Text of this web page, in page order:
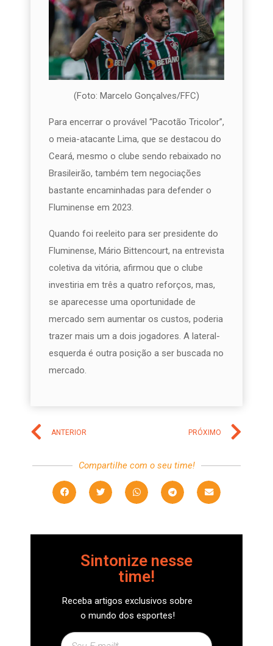
(Foto: Marcelo Gonçalves/FFC)
Para encerrar o provável “Pacotão Tricolor”,
o meia-atacante Lima, que se destacou do
Ceará, mesmo o clube sendo rebaixado no
Brasileirão, também tem negociações
bastante encaminhadas para defender o
Fluminense em 2023.
Quando foi reeleito para ser presidente do
Fluminense, Mário Bittencourt, na entrevista
coletiva da vitória, afirmou que o clube
investiria em três a quatro reforços, mas,
se aparecesse uma oportunidade de
mercado sem aumentar os custos, poderia
trazer mais um a dois jogadores. A lateral-
esquerda é outra posição a ser buscada no
mercado.
ANTERIOR PRÓXIMO
Compartilhe com o seu time!
Sintonize nesse
time!
Receba artigos exclusivos sobre
o mundo dos esportes!